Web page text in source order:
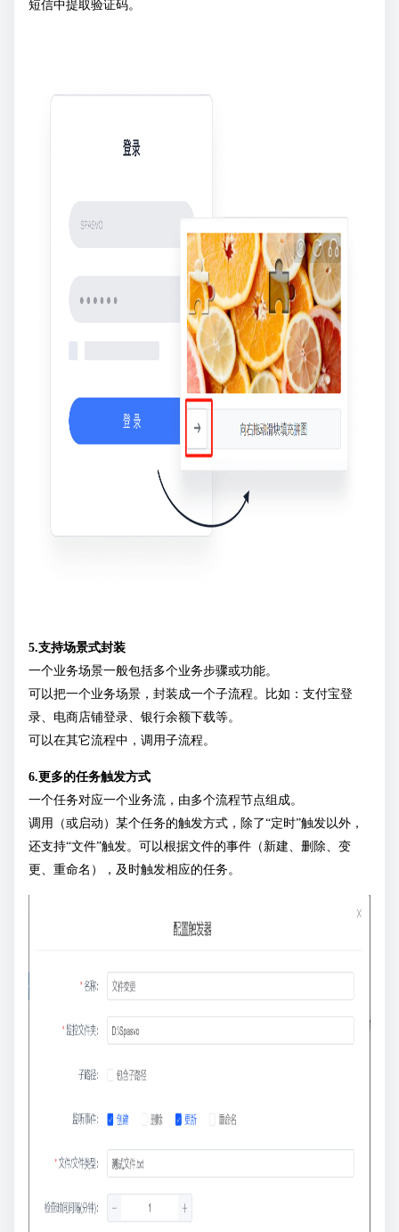
短信中提取验证码。
5.支持场景式封装
一个业务场景一般包括多个业务步骤或功能。
可以把一个业务场景，封装成一个子流程。比如：支付宝登
录、电商店铺登录、银行余额下载等。
可以在其它流程中，调用子流程。
6.更多的任务触发方式
一个任务对应一个业务流，由多个流程节点组成。
调用（或启动）某个任务的触发方式，除了“定时”触发以外，
还支持“文件”触发。可以根据文件的事件（新建、删除、变
更、重命名），及时触发相应的任务。